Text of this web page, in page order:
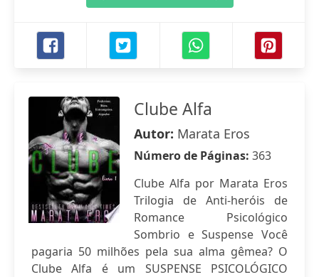
Clube Alfa
Autor: Marata Eros
Número de Páginas: 363
Clube Alfa por Marata Eros
Trilogia de Anti-heróis de
Romance Psicológico
Sombrio e Suspense Você
pagaria 50 milhões pela sua alma gêmea? O
Clube Alfa é um SUSPENSE PSICOLÓGICO